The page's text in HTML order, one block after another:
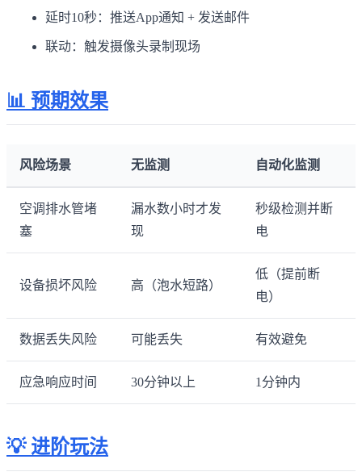
延时10秒：推送App通知 + 发送邮件
联动：触发摄像头录制现场
📊 预期效果
风险场景 无监测 自动化监测
空调排水管堵
塞
漏水数小时才发
现
秒级检测并断
电
设备损坏风险 高（泡水短路）
低（提前断
电）
数据丢失风险 可能丢失 有效避免
应急响应时间 30分钟以上 1分钟内
💡 进阶玩法